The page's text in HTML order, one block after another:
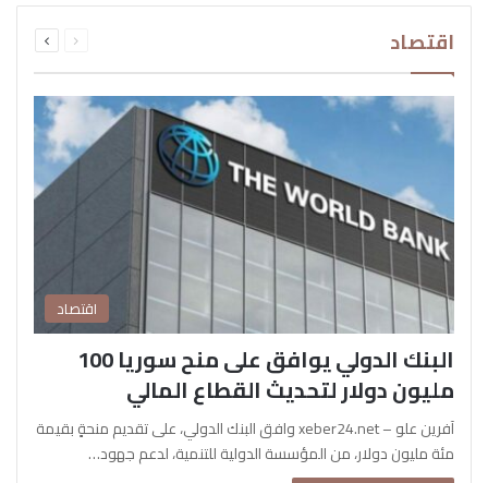
اقتصاد الصفحةالصفحة
اقتصاد
البنك الدولي يوافق على منح سوريا 100
مليون دولار لتحديث القطاع المالي
آفرين علو – xeber24.net وافق البنك الدولي، على تقديم منحةٍ بقيمة
مئة مليون دولار، من المؤسسة الدولية للتنمية، لدعم جهود…